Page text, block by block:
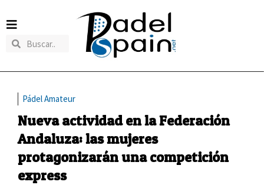
Pádel Amateur
Nueva actividad en la Federación
Andaluza: las mujeres
protagonizarán una competición
express